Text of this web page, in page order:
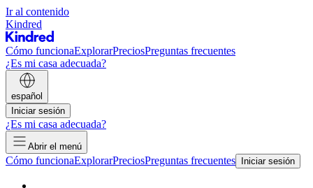
Ir al contenido
Kindred
Cómo funcionaExplorarPreciosPreguntas frecuentes
¿Es mi casa adecuada?
español
Iniciar sesión
¿Es mi casa adecuada?
Abrir el menú
Cómo funcionaExplorarPreciosPreguntas frecuentes Iniciar sesión